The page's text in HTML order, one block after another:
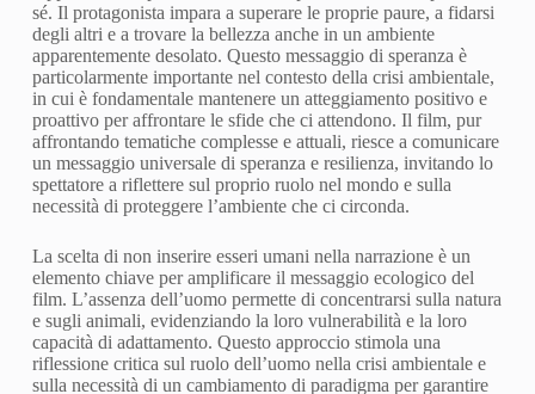
sé. Il protagonista impara a superare le proprie paure, a fidarsi
degli altri e a trovare la bellezza anche in un ambiente
apparentemente desolato. Questo messaggio di speranza è
particolarmente importante nel contesto della crisi ambientale,
in cui è fondamentale mantenere un atteggiamento positivo e
proattivo per affrontare le sfide che ci attendono. Il film, pur
affrontando tematiche complesse e attuali, riesce a comunicare
un messaggio universale di speranza e resilienza, invitando lo
spettatore a riflettere sul proprio ruolo nel mondo e sulla
necessità di proteggere l’ambiente che ci circonda.
La scelta di non inserire esseri umani nella narrazione è un
elemento chiave per amplificare il messaggio ecologico del
film. L’assenza dell’uomo permette di concentrarsi sulla natura
e sugli animali, evidenziando la loro vulnerabilità e la loro
capacità di adattamento. Questo approccio stimola una
riflessione critica sul ruolo dell’uomo nella crisi ambientale e
sulla necessità di un cambiamento di paradigma per garantire